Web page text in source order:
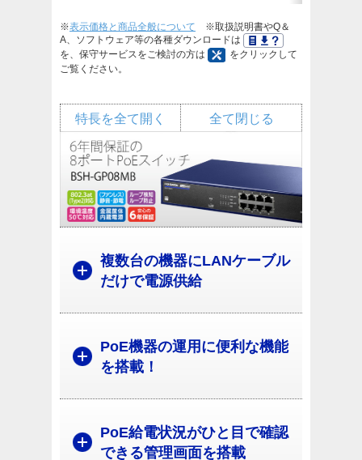
※表示価格と商品全般について ※取扱説明書やQ＆
A、ソフトウェア等の各種ダウンロードは
を、保守サービスをご検討の方は
をクリックして
ご覧ください。
全て閉じる
特長を全て開く
複数台の機器にLANケーブル
だけで電源供給
PoE機器の運用に便利な機能
を搭載！
PoE給電状況がひと目で確認
できる管理画面を搭載